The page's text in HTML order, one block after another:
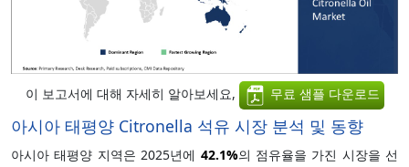
이 보고서에 대해 자세히 알아보세요, 무료 샘플 다운로드
아시아 태평양 Citronella 석유 시장 분석 및 동향
아시아 태평양 지역은 2025년에 42.1%의 점유율을 가진 시장을 선